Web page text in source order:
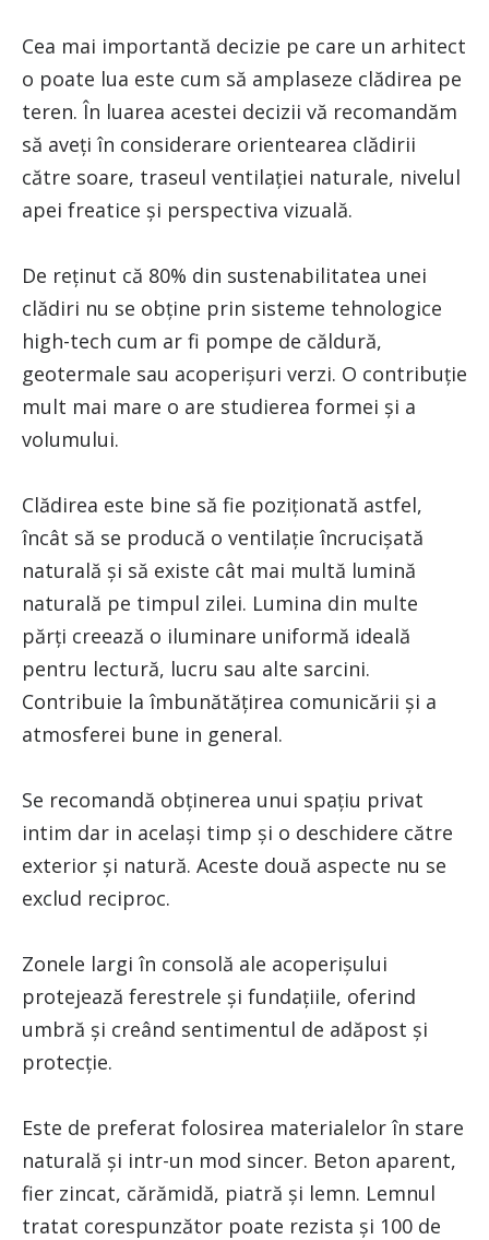
Cea mai importantă decizie pe care un arhitect
o poate lua este cum să amplaseze clădirea pe
teren. În luarea acestei decizii vă recomandăm
să aveți în considerare orientearea clădirii
către soare, traseul ventilației naturale, nivelul
apei freatice și perspectiva vizuală.
De reținut că 80% din sustenabilitatea unei
clădiri nu se obține prin sisteme tehnologice
high-tech cum ar fi pompe de căldură,
geotermale sau acoperișuri verzi. O contribuție
mult mai mare o are studierea formei și a
volumului.
Clădirea este bine să fie poziționată astfel,
încât să se producă o ventilație încrucișată
naturală și să existe cât mai multă lumină
naturală pe timpul zilei. Lumina din multe
părți creează o iluminare uniformă ideală
pentru lectură, lucru sau alte sarcini.
Contribuie la îmbunătățirea comunicării și a
atmosferei bune in general.
Se recomandă obținerea unui spațiu privat
intim dar in același timp și o deschidere către
exterior și natură. Aceste două aspecte nu se
exclud reciproc.
Zonele largi în consolă ale acoperișului
protejează ferestrele și fundațiile, oferind
umbră și creând sentimentul de adăpost și
protecție.
Este de preferat folosirea materialelor în stare
naturală și intr-un mod sincer. Beton aparent,
fier zincat, cărămidă, piatră și lemn. Lemnul
tratat corespunzător poate rezista și 100 de